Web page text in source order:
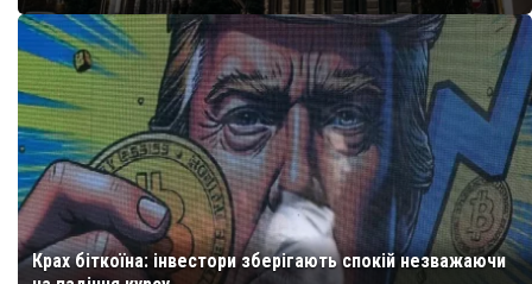
Крах біткоїна: інвестори зберігають спокій незважаючи